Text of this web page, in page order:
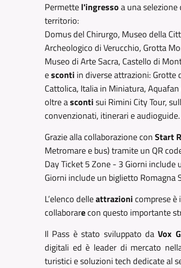
Permettel'ingressoa una
territorio:
Domus del Chirurgo, Museo della
Archeologico di Verucchio, Grotta
Museo di Arte Sacra, Castello di
esconti in diverse attrazioni: Grotte
Cattolica, Italia in Miniatura,
oltre ascontisui Rimini City Tour,
convenzionati, itinerari e audioguide.
Grazie alla collaborazione conStart
Metromare e bus) tramite un QR
Day Ticket 5 Zone - 3 Giorni
Giorni include un biglietto Romagna
L’elenco delleattrazioni comprese
collaborarecon questo importante
Il Pass è stato sviluppato daVox
digitali ed è leader di mercato
turistici e soluzioni tech dedicate al